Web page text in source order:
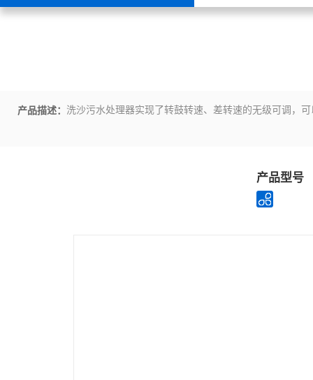
产品描述： 洗沙污水处理器实现了转鼓转速、差转速的无级可调，
产品型号